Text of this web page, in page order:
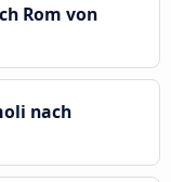
Rom von
nach